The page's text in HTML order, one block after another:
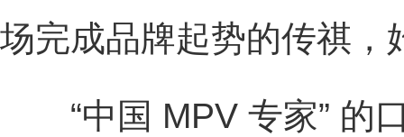
场完成品牌起势的传祺，
“中国 MPV 专家” 的